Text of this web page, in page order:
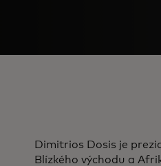
Dimitrios Dosis je
Blízkého východu a